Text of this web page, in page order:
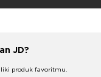
JD?
produk favoritmu.